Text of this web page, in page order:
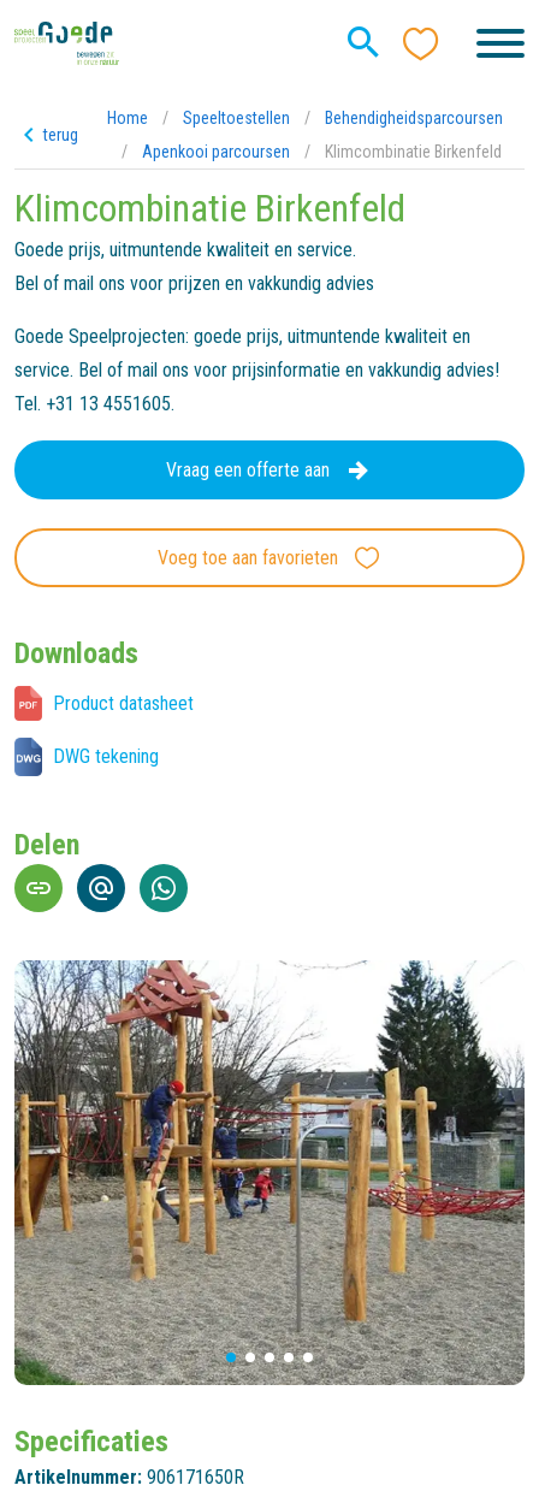
terug
Home / Speeltoestellen /
Behendigheidsparcoursen
/
Apenkooi parcoursen / Klimcombinatie Birkenfeld
Specificaties
Artikelnummer: 906171650R
Klimcombinatie Birkenfeld
Goede prijs, uitmuntende kwaliteit en service.
Bel of mail ons voor prijzen en vakkundig advies
Goede Speelprojecten: goede prijs, uitmuntende kwaliteit en
service. Bel of mail ons voor prijsinformatie en vakkundig advies!
Tel. +31 13 4551605.
Vraag een offerte aan
Voeg toe aan favorieten
Downloads
Product datasheet
DWG tekening
Delen